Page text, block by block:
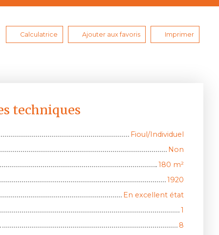
Calculatrice Ajouter aux favoris Imprimer
techniques
Fioul/Individuel
Non
180 m²
1920
En excellent état
1
8